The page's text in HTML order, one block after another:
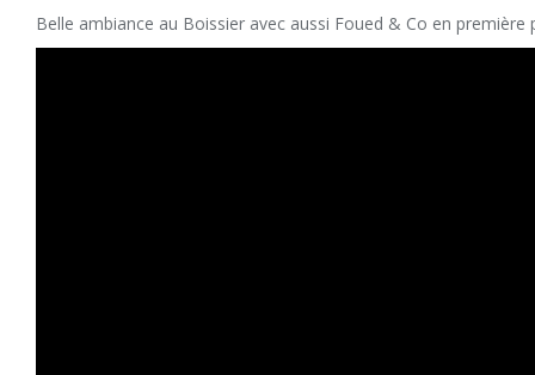
Belle ambiance au Boissier avec aussi Foued & Co en première